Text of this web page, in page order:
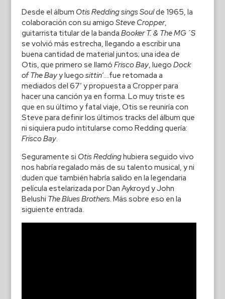
Desde el álbum Otis Redding sings Soulde 1965, la
colaboración con su amigo Steve Cropper,
guitarrista titular de la banda Booker T. & The MG´S
se volvió más estrecha, llegando a escribir una
buena cantidad de material juntos; una idea de
Otis, que primero se llamó Frisco Bay, luego Dock
of The Bayy luego sittin‘….fue retomada a
mediados del 67’ y propuesta a Cropper para
hacer una canción ya en forma. Lo muy triste es
que en su último y fatal viaje, Otis se reuniría con
Steve para definir los últimos tracks del álbum que
ni siquiera pudo intitularse como Redding quería:
Frisco Bay.
Seguramente si Otis Reddinghubiera seguido vivo
nos habría regalado más de su talento musical, y ni
duden que también habría salido en la legendaria
película estelarizada por Dan Aykroyd y John
Belushi The Blues Brothers. Más sobre eso en la
siguiente entrada.